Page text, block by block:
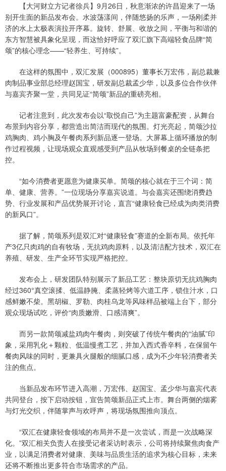
【大河财立方记者徐兵】9月26日，秋意渐浓的许昌迎来了一场
别开生面的新品发布会。水波荡漾间，伴随悠扬的乐声，一场刚柔并
济的水上太极表演拉开序幕。旋转、舒展、收放之间，平衡与和谐的
东方智慧被具象化呈现，而这恰好呼应了双汇旗下高端轻食品牌“简
颂”的核心理念——“轻养生、可持续”。
在这样的氛围中，双汇发展（000895）董事长万宏伟，副总裁兼
肉制品事业部总经理赵国宝，研发副总裁孟少华，以及多位合作伙伴
与嘉宾齐聚一堂，共同见证“简颂”新品的重磅亮相。
记者注意到，此次发布会以“取悦自己”为主题富豪配资，从舞台
布景到内容分享，都营造出简洁而现代的氛围。灯光亮起，简颂沙拉
鸡胸肉、鸡小胸及午餐肉系列新品逐一登场。大屏幕上循环播放的制
作过程视频，让现场观众直观感受到产品从牧场到餐桌的全链条把
控。
“如今消费者更愿意为健康买单。简颂的核心就在于三个词：简
单、健康、营养。”一位现场分享嘉宾说道。与会嘉宾还围绕消费趋
势、行业发展和产品优势展开讨论，直言“健康轻食已经成为肉类消费
的新风口”。
据了解，简颂系列是双汇对“健康轻食”赛道的全新布局。依托年
产3亿只肉鸡的自有牧场，无抗鸡肉原料，以及清洁配方技术，双汇在
养殖、研发、生产全环节实现严格把控。
发布会上，研发团队特别展示了新品工艺：整块原切无抗鸡胸肉
经过360°真空滚揉、低温静腌、柔蒸轻烤等六道工序，锁住汁水，口
感鲜嫩不柴。黑胡椒、罗勒、肉桂乌龙等风味样品被端上台下，部分
观众现场试吃，评价“肉质嫩滑、口感清爽”。
而另一款简颂减盐鸡肉午餐肉，则突破了传统午餐肉的“油腻”印
象，采用乳化＋颗粒、低温慢煮工艺，并加入西式香辛料，在保留午
餐肉风味的同时，更兼具火腿般的细腻口感，成为不少年轻消费者关
注的焦点。
当新品发布环节进入高潮，万宏伟、赵国宝、孟少华与嘉宾代表
共同登台，按下启动按钮，宣告简颂新品正式上市。舞台两侧的烟雾
与灯光交织，伴随掌声与欢呼声，将现场氛围推向顶点。
“双汇在健康轻食领域的布局并不是一次尝试，而是一次战略深
化。”双汇相关负责人在接受记者采访时表示，公司将持续聚焦肉食产
业，以满足消费者对健康、美味与品质生活的追求为核心目标，未来
还将不断推出更多符合市场需求的产品。